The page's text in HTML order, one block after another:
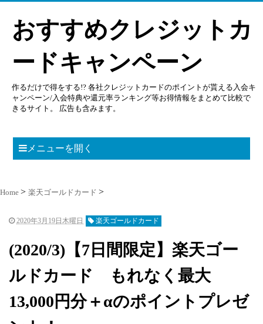
おすすめクレジットカ
ードキャンペーン
作るだけで得をする!? 各社クレジットカードのポイントが貰える入会キ
ャンペーン/入会特典や還元率ランキング等お得情報をまとめて比較で
きるサイト。 広告も含みます。
メニューを開く
Home 楽天ゴールドカード
2020年3月19日木曜日 楽天ゴールドカード
(2020/3)【7日間限定】楽天ゴー
ルドカード もれなく最大
13,000円分＋αのポイントプレゼ